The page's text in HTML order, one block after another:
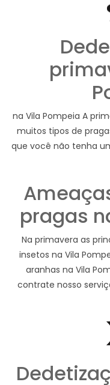
na Vila Pompeia A
muitos tipos de
que você não tenha
pragas
Na primavera as
insetos na Vila
aranhas na Vila
contrate nosso